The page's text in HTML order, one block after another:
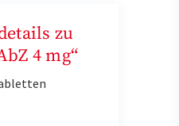
zu
4 mg“